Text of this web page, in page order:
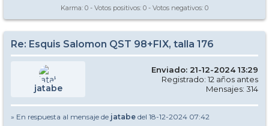
Karma: 0 - Votos positivos: 0 - Votos negativos: 0
Re: Esquis Salomon QST 98+FIX, talla 176
jatabe
Enviado: 21-12-2024 13:29
Registrado: 12 años antes
Mensajes: 314
» En respuesta al mensaje de jatabe del 18-12-2024 07:42